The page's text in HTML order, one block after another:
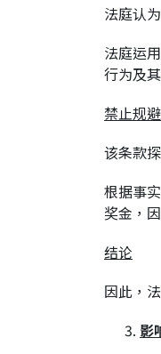
法庭认
法庭运
行为及
禁止规
该条款
根据事
奖金，
结论
因此，
影